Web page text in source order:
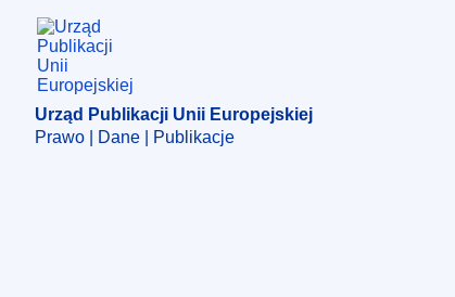
Urząd Publikacji Unii Europejskiej
Urząd Publikacji Unii Europejskiej
Prawo | Dane | Publikacje